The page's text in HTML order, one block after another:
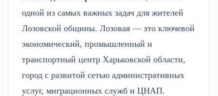
одной из самых важных задач для жителей
Лозовской общины. Лозовая — это ключевой
экономический, промышленный и
транспортный центр Харьковской области,
город с развитой сетью административных
услуг, миграционных служб и ЦНАП.